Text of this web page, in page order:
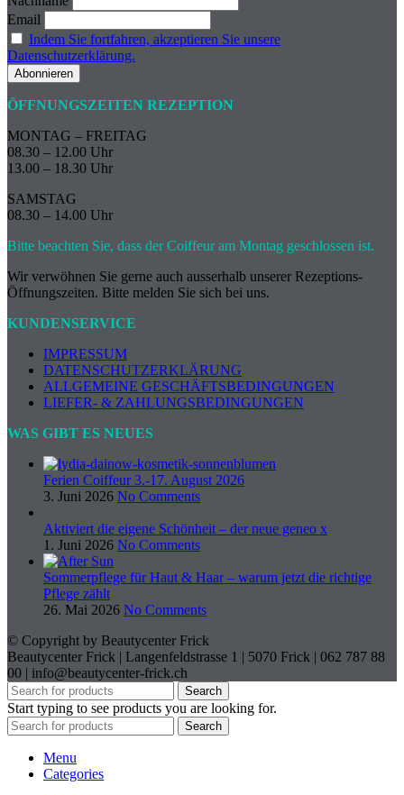
Email
Indem Sie fortfahren, akzeptieren Sie unsere
Datenschutzerklärung.
ÖFFNUNGSZEITEN REZEPTION
MONTAG – FREITAG
08.30 – 12.00 Uhr
13.00 – 18.30 Uhr
SAMSTAG
08.30 – 14.00 Uhr
Bitte beachten Sie, dass der Coiffeur am Montag geschlossen ist.
Wir verwöhnen Sie gerne auch ausserhalb unserer Rezeptions-
Öffnungszeiten. Bitte melden Sie sich bei uns.
KUNDENSERVICE
IMPRESSUM
DATENSCHUTZERKLÄRUNG
ALLGEMEINE GESCHÄFTSBEDINGUNGEN
LIEFER- & ZAHLUNGSBEDINGUNGEN
WAS GIBT ES NEUES
Ferien Coiffeur 3.-17. August 2026
3. Juni 2026 No Comments
Aktiviert die eigene Schönheit – der neue geneo x
1. Juni 2026 No Comments
Sommerpflege für Haut & Haar – warum jetzt die richtige
Pflege zählt
26. Mai 2026 No Comments
© Copyright by Beautycenter Frick
Beautycenter Frick | Langenfeldstrasse 1 | 5070 Frick | 062 787 88
00 | info@beautycenter-frick.ch
Search
Start typing to see products you are looking for.
Search
Menu
Categories